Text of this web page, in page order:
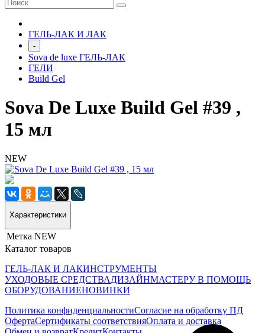
ГЕЛЬ-ЛАК И ЛАК
-
Sova de luxe ГЕЛЬ-ЛАК
ГЕЛИ
Build Gel
Sova De Luxe Build Gel #39 ,
15 мл
NEW
Характеристики
Метка NEW
Каталог товаров
ГЕЛЬ-ЛАК И ЛАКИНСТРУМЕНТЫ
УХОДОВЫЕ СРЕДСТВАДИЗАЙНМАСТЕРУ В ПОМОЩЬ
ОБОРУДОВАНИЕНОВИНКИ
Политика конфиденциальностиСогласие на обработку ПД
ОфертаСертификаты соответствияОплата и доставка